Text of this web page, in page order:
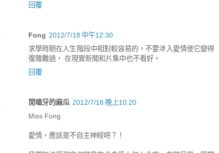
回覆
Fong 2012/7/18 中午12:30
求學時期在人生階段中相對較容易的。不要滲入愛情使它變得
復雜難過， 在現實新聞和片集中也不看好。
回覆
閒嗑牙的麻瓜 2012/7/18 晚上10:20
Miss Fong
愛情，應該是不自主神經吧？！